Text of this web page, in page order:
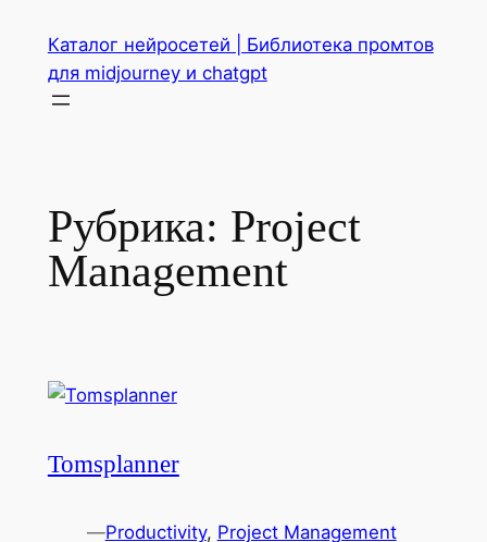
содержимому
Каталог нейросетей | Библиотека промтов
для midjourney и chatgpt
Рубрика: Project
Management
Tomsplanner
—Productivity, Project Management